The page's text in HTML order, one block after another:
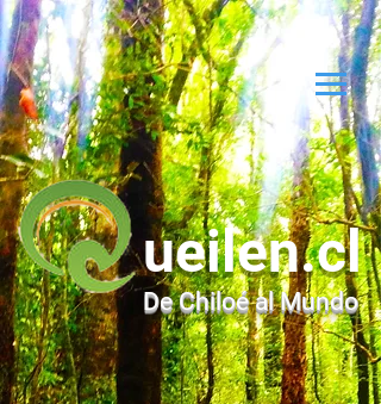
ueilen.cl
De Chiloé al Mundo